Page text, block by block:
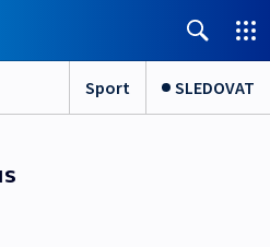
Sport SLEDOVAT